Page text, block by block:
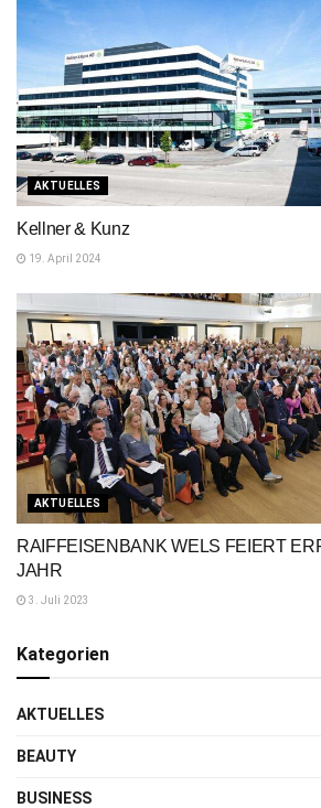
AKTUELLES
Kellner & Kunz
19. April 2024
AKTUELLES
RAIFFEISENBANK WELS FEIERT
JAHR
3. Juli 2023
Kategorien
AKTUELLES
BEAUTY
BUSINESS